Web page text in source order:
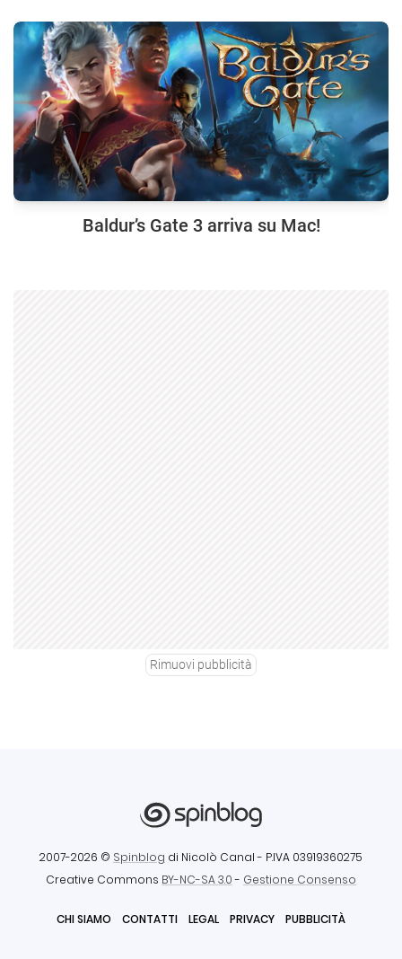
Baldur’s Gate 3 arriva su Mac!
Rimuovi pubblicità
2007-2026 © Spinblog di Nicolò Canal - P.IVA 03919360275
Creative Commons BY-NC-SA 3.0- Gestione Consenso
CHI SIAMO CONTATTI LEGAL PRIVACY PUBBLICITÀ